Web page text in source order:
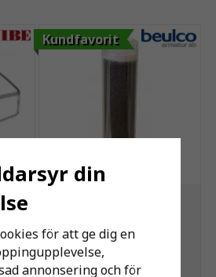
Kundfavorit
275 kr
din
för att ge dig en
annonsering och för